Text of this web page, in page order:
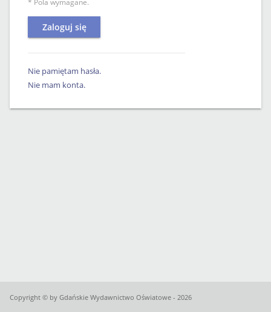
* Pola wymagane.
Zaloguj się
Nie pamiętam hasła.
Nie mam konta.
Copyright © by Gdańskie Wydawnictwo Oświatowe - 2026